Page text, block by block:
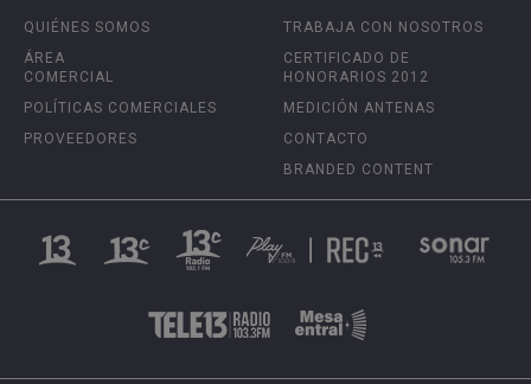
QUIÉNES SOMOS
ÁREA
COMERCIAL
POLÍTICAS COMERCIALES
PROVEEDORES
TRABAJA CON NOSOTROS
CERTIFICADO DE
HONORARIOS 2012
MEDICIÓN ANTENAS
CONTACTO
BRANDED CONTENT